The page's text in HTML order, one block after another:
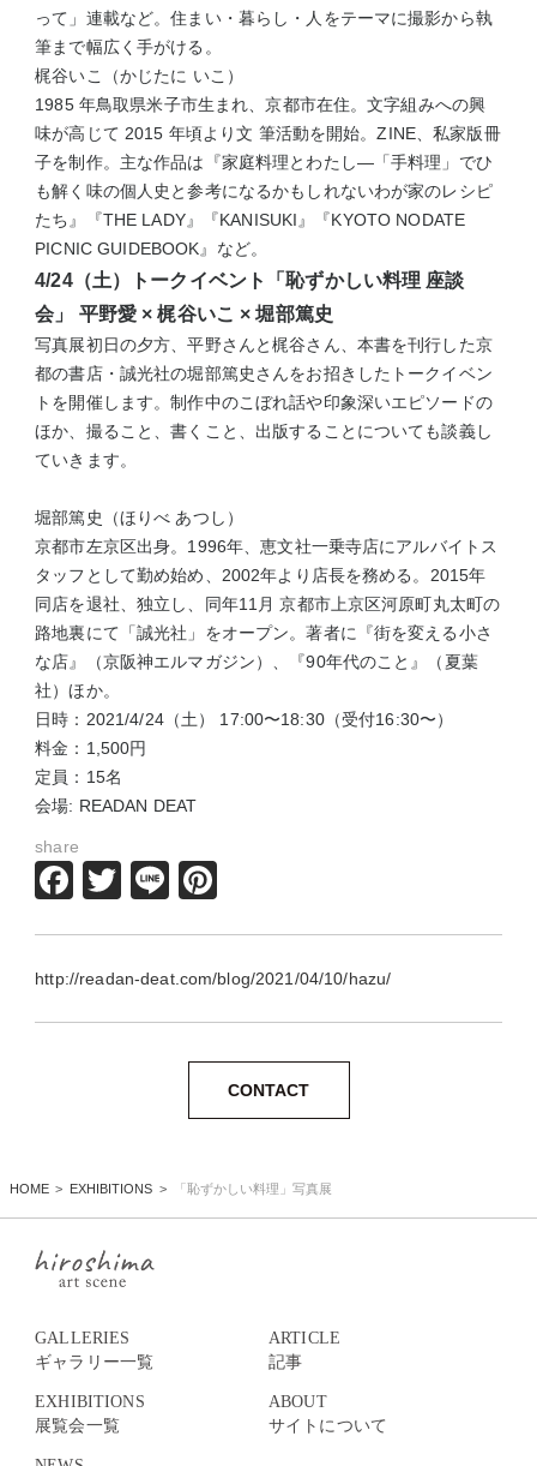
って」連載など。住まい・暮らし・人をテーマに撮影から執
筆まで幅広く手がける。
梶谷いこ（かじたに いこ）
1985 年鳥取県米子市生まれ、京都市在住。文字組みへの興
味が高じて 2015 年頃より文 筆活動を開始。ZINE、私家版冊
子を制作。主な作品は『家庭料理とわたし―「手料理」でひ
も解く味の個人史と参考になるかもしれないわが家のレシピ
たち』『THE LADY』『KANISUKI』『KYOTO NODATE
PICNIC GUIDEBOOK』など。
4/24（土）トークイベント「恥ずかしい料理 座談
会」 平野愛 × 梶谷いこ × 堀部篤史
写真展初日の夕方、平野さんと梶谷さん、本書を刊行した京
都の書店・誠光社の堀部篤史さんをお招きしたトークイベン
トを開催します。制作中のこぼれ話や印象深いエピソードの
ほか、撮ること、書くこと、出版することについても談義し
ていきます。
堀部篤史（ほりべ あつし）
京都市左京区出身。1996年、恵文社一乗寺店にアルバイトス
タッフとして勤め始め、2002年より店長を務める。2015年
同店を退社、独立し、同年11月 京都市上京区河原町丸太町の
路地裏にて「誠光社」をオープン。著者に『街を変える小さ
な店』（京阪神エルマガジン）、『90年代のこと』（夏葉
社）ほか。
日時：2021/4/24（土） 17:00〜18:30（受付16:30〜）
料金：1,500円
定員：15名
会場: READAN DEAT
share
Facebook
Twitter
Line
http://readan-deat.com/blog/2021/04/10/hazu/
CONTACT
HOME EXHIBITIONS 「恥ずかしい料理」写真展
GALLERIES
ギャラリー一覧
EXHIBITIONS
展覧会一覧
ARTICLE
記事
ABOUT
サイトについて